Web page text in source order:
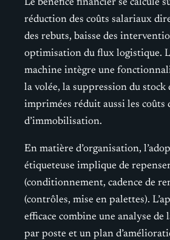
Le bénéfice financier se calcule
réduction des coûts salariaux
des rebuts, baisse des
optimisation du flux logistique.
machine intègre une
la volée, la suppression du stock
imprimées réduit aussi les coûts
d’immobilisation.
En matière d’organisation,
étiqueteuse implique de
(conditionnement, cadence de
(contrôles, mise en palettes).
efficace combine une analyse de
par poste et un plan